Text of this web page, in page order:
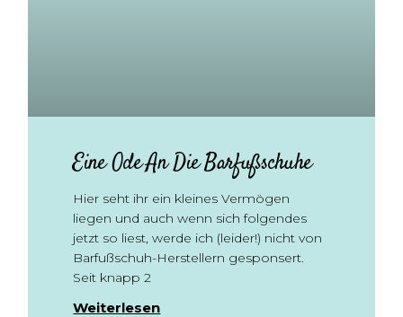
Eine Ode An Die Barfußschuhe
Hier seht ihr ein kleines Vermögen
liegen und auch wenn sich folgendes
jetzt so liest, werde ich (leider!) nicht von
Barfußschuh-Herstellern gesponsert.
Seit knapp 2
Weiterlesen